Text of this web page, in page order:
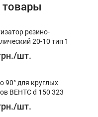
резино-
20-10 тип 1
/шт.
90° для круглых
ВЕНТС d 150 323
/шт.